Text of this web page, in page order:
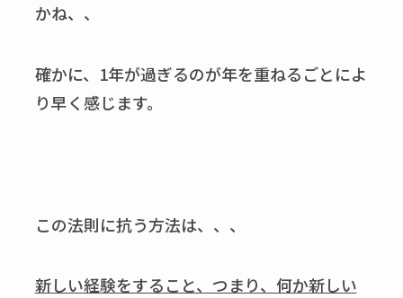
かね、、
確かに、1年が過ぎるのが年を重ねるごとによ
り早く感じます。
この法則に抗う方法は、、、
新しい経験をすること、つまり、何か新しい